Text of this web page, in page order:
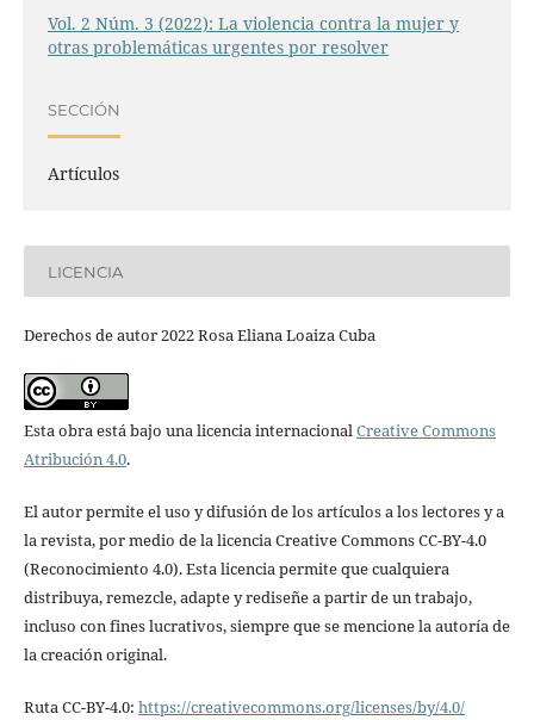
Vol. 2 Núm. 3 (2022): La violencia contra la mujer y
otras problemáticas urgentes por resolver
SECCIÓN
Artículos
LICENCIA
Derechos de autor 2022 Rosa Eliana Loaiza Cuba
Esta obra está bajo una licencia internacionalCreative Commons
Atribución 4.0.
El autor permite el uso y difusión de los artículos a los lectores y a
la revista, por medio de la licencia Creative Commons CC-BY-4.0
(Reconocimiento 4.0). Esta licencia permite que cualquiera
distribuya, remezcle, adapte y rediseñe a partir de un trabajo,
incluso con fines lucrativos, siempre que se mencione la autoría de
la creación original.
Ruta CC-BY-4.0: https://creativecommons.org/licenses/by/4.0/